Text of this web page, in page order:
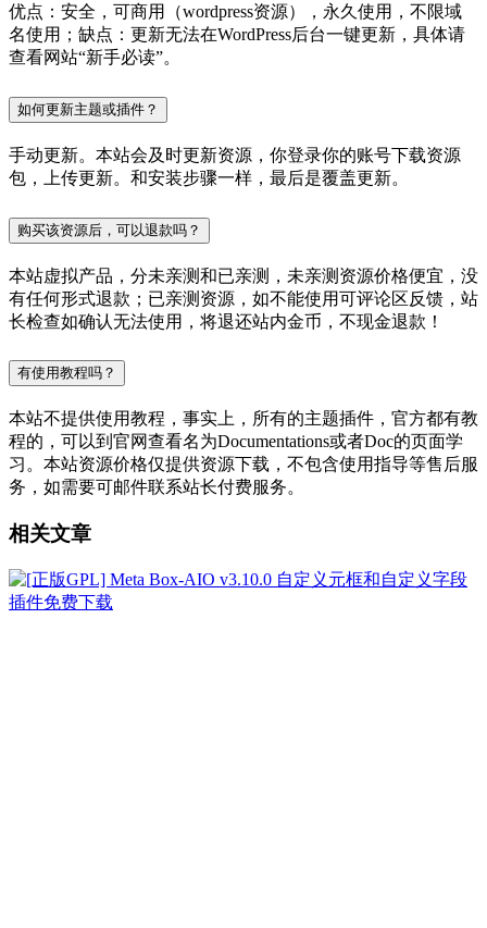
优点：安全，可商用（wordpress资源），永久使用，不限域
名使用；缺点：更新无法在WordPress后台一键更新，具体请
查看网站“新手必读”。
如何更新主题或插件？
手动更新。本站会及时更新资源，你登录你的账号下载资源
包，上传更新。和安装步骤一样，最后是覆盖更新。
购买该资源后，可以退款吗？
本站虚拟产品，分未亲测和已亲测，未亲测资源价格便宜，没
有任何形式退款；已亲测资源，如不能使用可评论区反馈，站
长检查如确认无法使用，将退还站内金币，不现金退款！
有使用教程吗？
本站不提供使用教程，事实上，所有的主题插件，官方都有教
程的，可以到官网查看名为Documentations或者Doc的页面学
习。本站资源价格仅提供资源下载，不包含使用指导等售后服
务，如需要可邮件联系站长付费服务。
相关文章